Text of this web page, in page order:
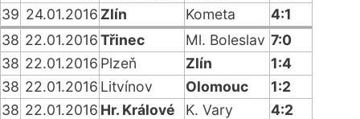
39 24.01.2016 Zlín Kometa
4:1
38 22.01.2016Třinec Ml. Boleslav 7:0
38 22.01.2016 Plzeň Zlín
1:4
38 22.01.2016 Litvínov Olomouc
1:2
38 22.01.2016 Hr. Králové K. Vary
4:2